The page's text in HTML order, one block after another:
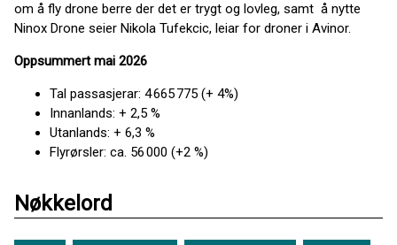
om å fly drone berre der det er trygt og lovleg, samt å nytte
Ninox Drone seier Nikola Tufekcic, leiar for droner i Avinor.
Oppsummert mai 2026
Tal passasjerar: 4 665 775 (+ 4%)
Innanlands: + 2,5 %
Utanlands: + 6,3 %
Flyrørsler: ca. 56 000 (+2 %)
Nøkkelord